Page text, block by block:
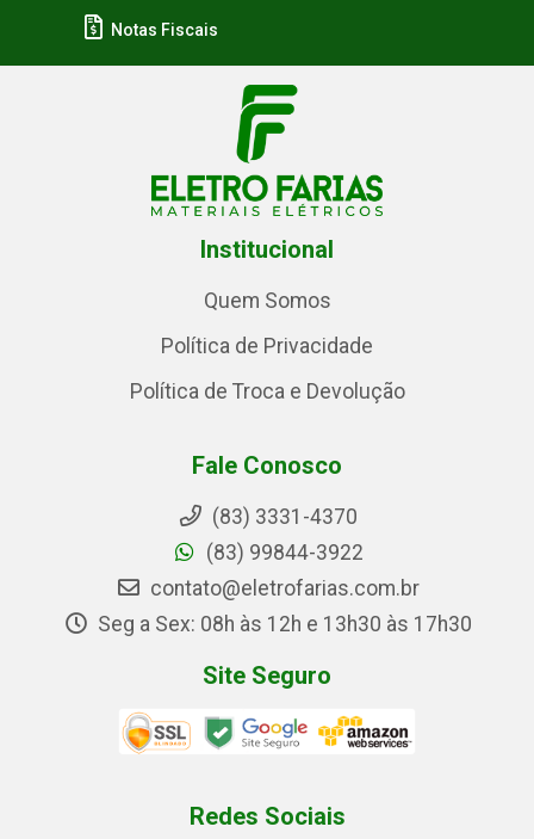
Notas Fiscais
Institucional
Quem Somos
Política de Privacidade
Política de Troca e Devolução
Fale Conosco
(83) 3331-4370
(83) 99844-3922
contato@eletrofarias.com.br
Seg a Sex: 08h às 12h e 13h30 às 17h30
Site Seguro
Redes Sociais